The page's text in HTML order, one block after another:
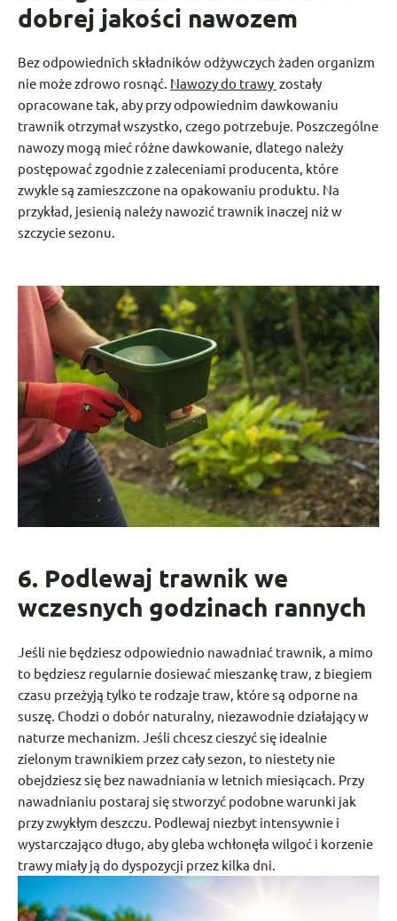
dobrej jakości nawozem
Bez odpowiednich składników odżywczych żaden organizm
nie może zdrowo rosnąć. Nawozy do trawy zostały
opracowane tak, aby przy odpowiednim dawkowaniu
trawnik otrzymał wszystko, czego potrzebuje. Poszczególne
nawozy mogą mieć różne dawkowanie, dlatego należy
postępować zgodnie z zaleceniami producenta, które
zwykle są zamieszczone na opakowaniu produktu. Na
przykład, jesienią należy nawozić trawnik inaczej niż w
szczycie sezonu.
6. Podlewaj trawnik we
wczesnych godzinach rannych
Jeśli nie będziesz odpowiednio nawadniać trawnik, a mimo
to będziesz regularnie dosiewać mieszankę traw, z biegiem
czasu przeżyją tylko te rodzaje traw, które są odporne na
suszę. Chodzi o dobór naturalny, niezawodnie działający w
naturze mechanizm. Jeśli chcesz cieszyć się idealnie
zielonym trawnikiem przez cały sezon, to niestety nie
obejdziesz się bez nawadniania w letnich miesiącach. Przy
nawadnianiu postaraj się stworzyć podobne warunki jak
przy zwykłym deszczu. Podlewaj niezbyt intensywnie i
wystarczająco długo, aby gleba wchłonęła wilgoć i korzenie
trawy miały ją do dyspozycji przez kilka dni.